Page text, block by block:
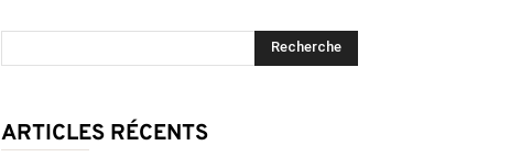
ARTICLES RÉCENTS